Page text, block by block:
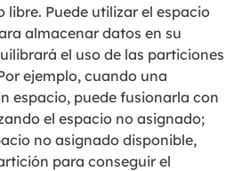
libre. Puede utilizar el espacio
almacenar datos en su
el uso de las particiones
ejemplo, cuando una
espacio, puede fusionarla con
el espacio no asignado;
no asignado disponible,
para conseguir el